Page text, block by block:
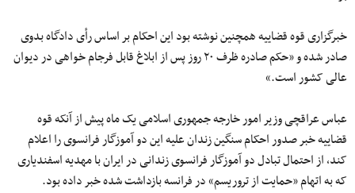
خبرگزاری قوه قضاییه همچنین نوشته بود این احکام بر اساس رأی دادگاه بدوی
صادر شده و «حکم صادره ظرف ۲۰ روز پس از ابلاغ قابل فرجام خواهی در دیوان
عالی کشور است.»
عباس عراقچی وزیر امور خارجه جمهوری اسلامی یک ماه پیش از آنکه قوه
قضاییه خبر صدور احکام سنگین زندان علیه این دو آموزگار فرانسوی را اعلام
کند، از احتمال تبادل دو آموزگار فرانسوی زندانی در ایران با مهدیه اسفندیاری
که به اتهام «حمایت از تروریسم» در فرانسه بازداشت شده خبر داده بود.